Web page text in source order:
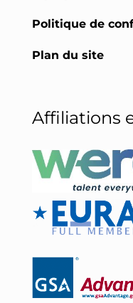
Politique de
Plan du site
Affiliations